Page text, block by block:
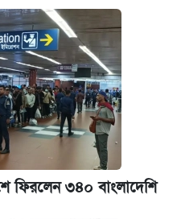
ফিরলেন ৩৪০ বাংলাদেশি